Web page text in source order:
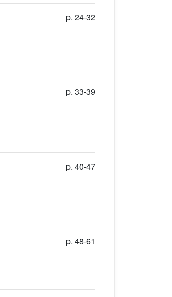
p. 24-32
p. 33-39
p. 40-47
p. 48-61